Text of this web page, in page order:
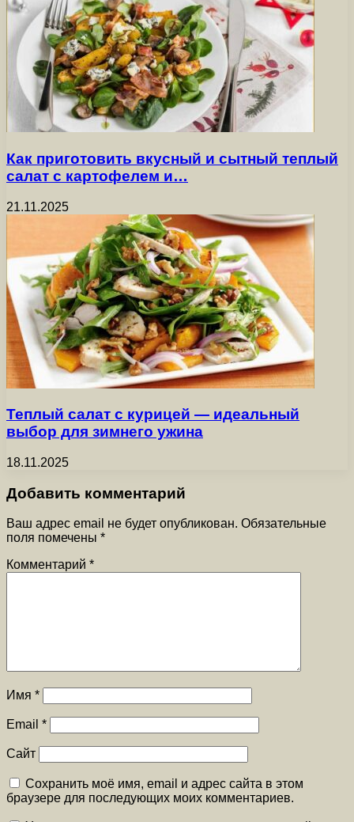
Как приготовить вкусный и сытный теплый
салат с картофелем и…
21.11.2025
Теплый салат с курицей — идеальный
выбор для зимнего ужина
18.11.2025
Добавить комментарий
Ваш адрес email не будет опубликован. Обязательные
поля помечены *
Комментарий *
Имя *
Email *
Сайт
Сохранить моё имя, email и адрес сайта в этом
браузере для последующих моих комментариев.